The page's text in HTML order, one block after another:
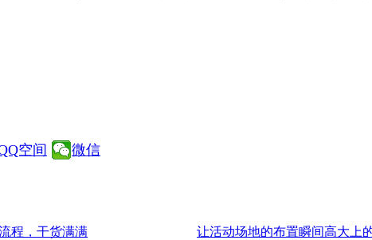
空间 微信
程，干货满满
让活动场地的布置瞬间高大上